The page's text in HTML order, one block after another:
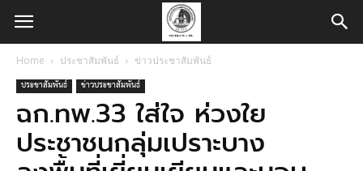
Home ประชาสัมพันธ์ ข่าวประชาสัมพันธ์
ประชาสัมพันธ์ ข่าวประชาสัมพันธ์
ฉก.ทพ.33 ใส่ใจ ห่วงใย
ประชาชนกลุ่มเปราะบาง